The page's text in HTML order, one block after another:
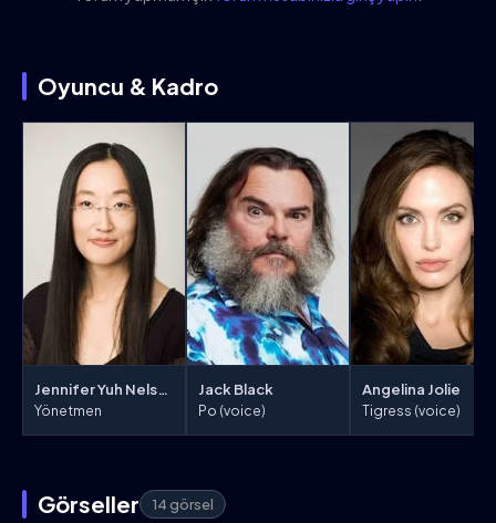
Oyuncu & Kadro
Jennifer Yuh Nelson
Yönetmen
Jack Black
Po (voice)
Angelina Jolie
Tigress (voice)
Görseller 14 görsel